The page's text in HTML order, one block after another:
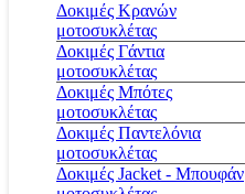
Δοκιμές Κρανών
μοτοσυκλέτας
Δοκιμές Γάντια
μοτοσυκλέτας
Δοκιμές Μπότες
μοτοσυκλέτας
Δοκιμές Παντελόνια
μοτοσυκλέτας
Δοκιμές Jacket - Μπουφάν